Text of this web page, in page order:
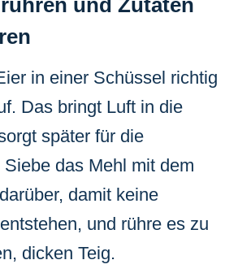
in einer Schüssel richtig
Das bringt Luft in die
später für die
das Mehl mit dem
damit keine
und rühre es zu
dicken Teig.